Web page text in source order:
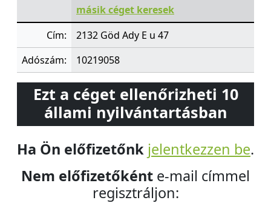
másik céget keresek
Cím:
2132 Göd Ady E u 47
Adószám:
10219058
Ezt a céget ellenőrizheti 10
állami nyilvántartásban
Ha Ön előfizetőnk jelentkezzen be.
Nem előfizetőként e-mail címmel
regisztráljon: